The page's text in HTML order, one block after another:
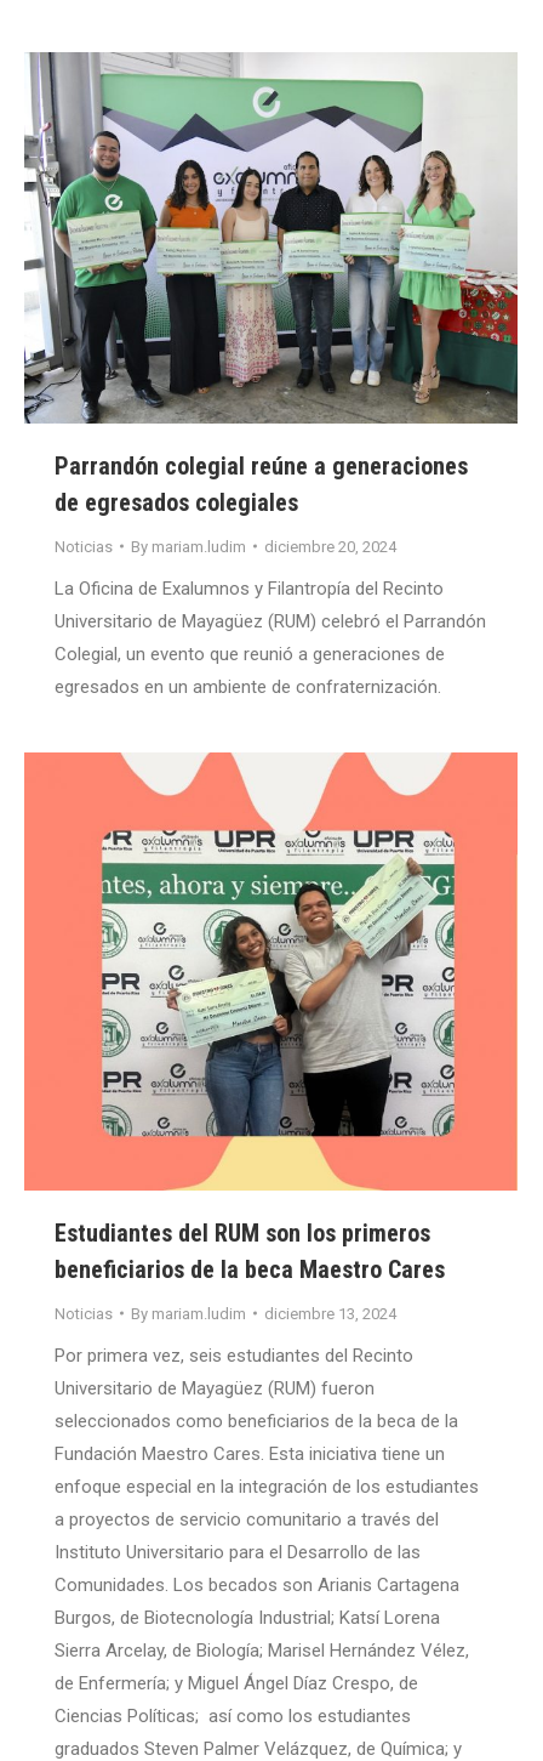
Parrandón colegial reúne a generaciones
de egresados colegiales
Noticias By mariam.ludim diciembre 20, 2024
La Oficina de Exalumnos y Filantropía del Recinto
Universitario de Mayagüez (RUM) celebró el Parrandón
Colegial, un evento que reunió a generaciones de
egresados en un ambiente de confraternización.
Estudiantes del RUM son los primeros
beneficiarios de la beca Maestro Cares
Noticias By mariam.ludim diciembre 13, 2024
Por primera vez, seis estudiantes del Recinto
Universitario de Mayagüez (RUM) fueron
seleccionados como beneficiarios de la beca de la
Fundación Maestro Cares. Esta iniciativa tiene un
enfoque especial en la integración de los estudiantes
a proyectos de servicio comunitario a través del
Instituto Universitario para el Desarrollo de las
Comunidades. Los becados son Arianis Cartagena
Burgos, de Biotecnología Industrial; Katsí Lorena
Sierra Arcelay, de Biología; Marisel Hernández Vélez,
de Enfermería; y Miguel Ángel Díaz Crespo, de
Ciencias Políticas; así como los estudiantes
graduados Steven Palmer Velázquez, de Química; y